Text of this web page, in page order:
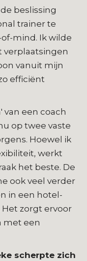
beslissing
trainer te
mind. Ik wilde
verplaatsingen
vanuit mijn
efficiënt
van een coach
op twee vaste
Hoewel ik
werkt
het beste. De
ook veel verder
in een hotel-
Het zorgt ervoor
met een
scherpte zich